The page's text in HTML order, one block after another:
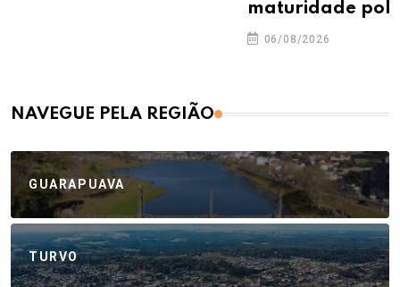
NAVEGUE PELA REGIÃO
GUARAPUAVA
TURVO